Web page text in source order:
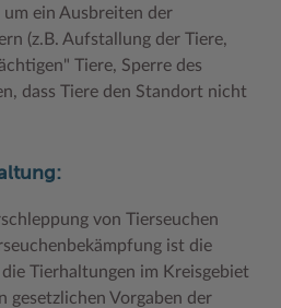
ein Ausbreiten der
(z.B. Aufstallung der Tiere,
Tiere, Sperre des
dass Tiere den Standort nicht
von Tierseuchen
ist die
Tierhaltungen im Kreisgebiet
gesetzlichen Vorgaben der